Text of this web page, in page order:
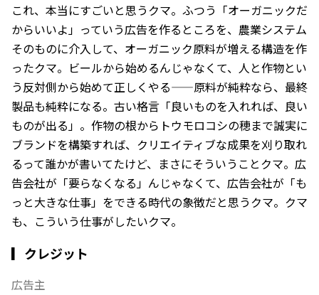
これ、本当にすごいと思うクマ。ふつう「オーガニックだ
からいいよ」っていう広告を作るところを、農業システム
そのものに介入して、オーガニック原料が増える構造を作
ったクマ。ビールから始めるんじゃなくて、人と作物とい
う反対側から始めて正しくやる——原料が純粋なら、最終
製品も純粋になる。古い格言「良いものを入れれば、良い
ものが出る」。作物の根からトウモロコシの穂まで誠実に
ブランドを構築すれば、クリエイティブな成果を刈り取れ
るって誰かが書いてたけど、まさにそういうことクマ。広
告会社が「要らなくなる」んじゃなくて、広告会社が「も
っと大きな仕事」をできる時代の象徴だと思うクマ。クマ
も、こういう仕事がしたいクマ。
▎クレジット
広告主